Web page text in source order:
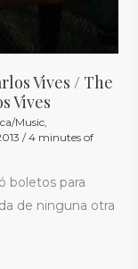
Vives / The
Vives
Music,
/4 minutes of
boletos para
de ninguna otra